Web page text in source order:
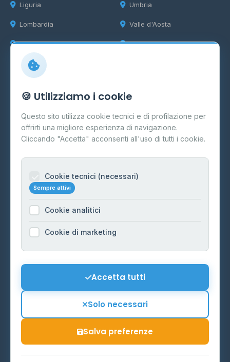
Liguria
Lombardia
Marche
Umbria
Valle d'Aosta
Veneto
Info
Cos'è il GPL
FAQ
Contatti
Informazioni legali
Cookie Policy
Preferenze Cookie
Mappa del sito
🍪 Utilizziamo i cookie
Questo sito utilizza cookie tecnici e di profilazione per
offrirti una migliore esperienza di navigazione.
Cliccando "Accetta" acconsenti all'uso di tutti i cookie.
Cookie tecnici (necessari)
Sempre attivi
Cookie analitici
Cookie di marketing
Accetta tutti
Solo necessari
Salva preferenze